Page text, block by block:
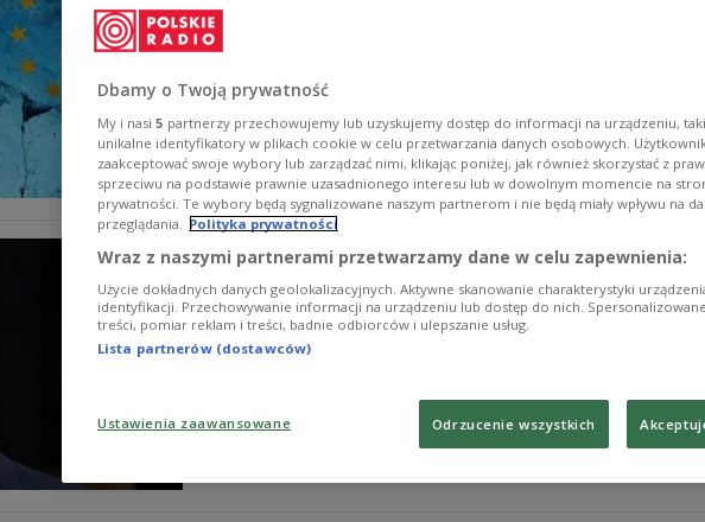
Минуло десять років від дня, коли британці на
Рішення, ухвалене 23 червня 2016 року, стало
Британія стала першою і поки що єдиною
Zobacz więcej na temat:
Сім прем’єрів за десять років. Чому
Велика Британія готується до чергової зміни
кількох місяців внутрішньопартійної кризи та
наслідком глибшої дестабілізації британської
лідера Лейбористської партії називають мера
Кір Стармер Велика Британія
Dbamy o Twoją prywatność
My i nasi 5 partnerzy przechowujemy lub uzyskujemy dostęp do informacji na urządzeniu,
unikalne identyfikatory w plikach cookie w celu przetwarzania danych osobowych.
zaakceptować swoje wybory lub zarządzać nimi, klikając poniżej, jak również skorzystać z
sprzeciwu na podstawie prawnie uzasadnionego interesu lub w dowolnym momencie na
prywatności. Te wybory będą sygnalizowane naszym partnerom i nie będą miały wpływu na
przeglądania. Polityka prywatności
Wraz z naszymi partnerami przetwarzamy dane w celu zapewnienia:
Użycie dokładnych danych geolokalizacyjnych. Aktywne skanowanie charakterystyki
identyfikacji. Przechowywanie informacji na urządzeniu lub dostęp do nich.
treści, pomiar reklam i treści, badnie odbiorców i ulepszanie usług.
Lista partnerów (dostawców)
Ustawienia zaawansowane Odrzucenie wszystkich